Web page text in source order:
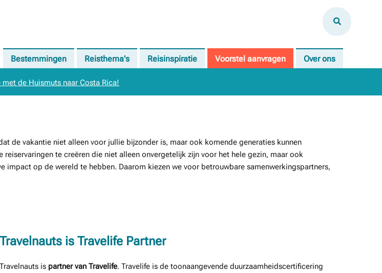
Bestemmingen Reisthema's Reisinspiratie Voorstel aanvragen Over ons
met de Huismuts naar Costa Rica!
de vakantie niet alleen voor jullie bijzonder is, maar ook komende generaties kunnen
te creëren die niet alleen onvergetelijk zijn voor het hele gezin, maar ook
impact op de wereld te hebben. Daarom kiezen we voor betrouwbare samenwerkingspartners,
Travelnauts is Travelife Partner
Travelnauts is partner van Travelife. Travelife is de toonaangevende duurzaamheidscertificering